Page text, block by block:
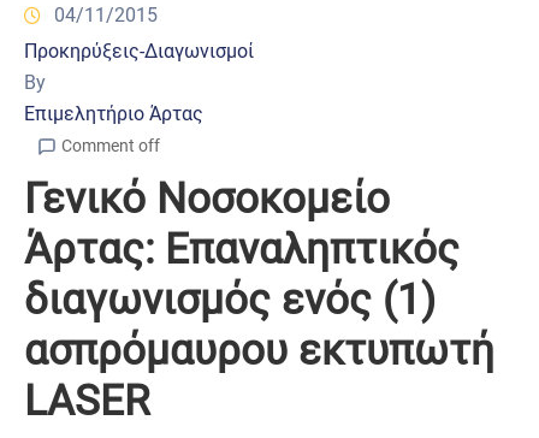
04/11/2015
Προκηρύξεις-Διαγωνισμοί
By
Επιμελητήριο Άρτας
Comment off
Γενικό Νοσοκομείο
Άρτας: Επαναληπτικός
διαγωνισμός ενός (1)
ασπρόμαυρου εκτυπωτή
LASER